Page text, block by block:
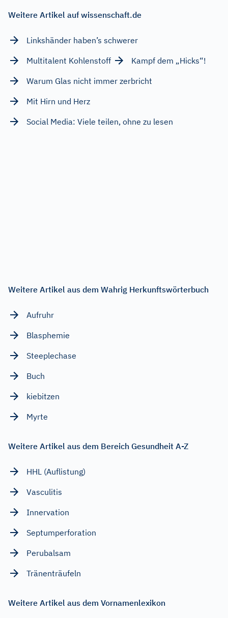
Weitere Artikel auf wissenschaft.de
Linkshänder haben’s schwerer
Multitalent Kohlenstoff
Kampf dem „Hicks“!
Warum Glas nicht immer zerbricht
Mit Hirn und Herz
Social Media: Viele teilen, ohne zu lesen
Weitere Artikel aus dem Wahrig Herkunftswörterbuch
Aufruhr
Blasphemie
Steeplechase
Buch
kiebitzen
Myrte
Weitere Artikel aus dem Bereich Gesundheit A-Z
HHL (Auflistung)
Vasculitis
Innervation
Septumperforation
Perubalsam
Tränenträufeln
Weitere Artikel aus dem Vornamenlexikon